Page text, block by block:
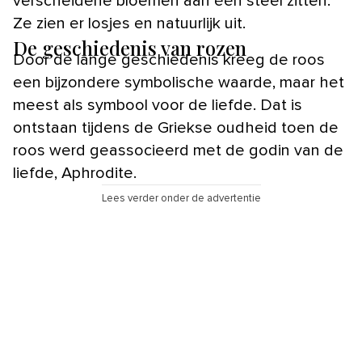
Ze zien er losjes en natuurlijk uit.
De geschiedenis van rozen
Door de lange geschiedenis kreeg de roos
een bijzondere symbolische waarde, maar het
meest als symbool voor de liefde. Dat is
ontstaan tijdens de Griekse oudheid toen de
roos werd geassocieerd met de godin van de
liefde, Aphrodite.
Lees verder onder de advertentie